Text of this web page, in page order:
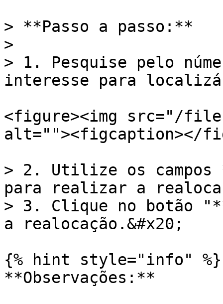
> **Passo a passo:**
>
> 1. Pesquise pelo
interesse para
<figure><img src="/files/
alt=""><figcaption></
> 2. Utilize os
para realizar a
> 3. Clique no botão
a realocação.&#x20;
{% hint style="info" %}
**Observações:**